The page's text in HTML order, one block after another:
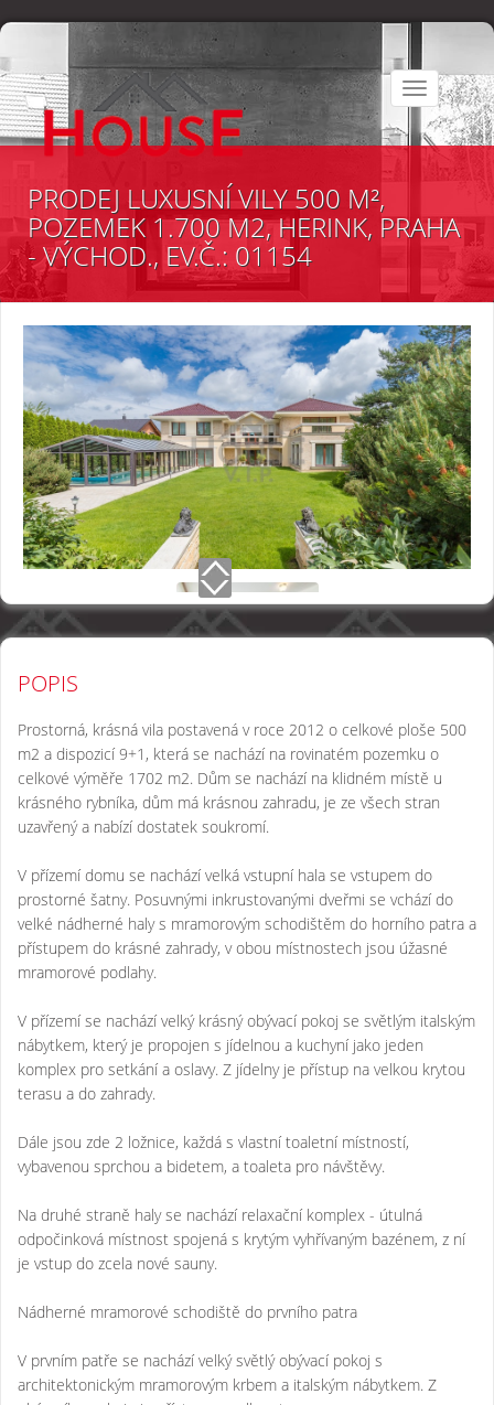
Toggle
navigation
PRODEJ LUXUSNÍ VILY 500 M²,
POZEMEK 1.700 M2, HERINK, PRAHA
- VÝCHOD., EV.Č.: 01154
POPIS
Prostorná, krásná vila postavená v roce 2012 o celkové ploše 500
m2 a dispozicí 9+1, která se nachází na rovinatém pozemku o
celkové výměře 1702 m2. Dům se nachází na klidném místě u
krásného rybníka, dům má krásnou zahradu, je ze všech stran
uzavřený a nabízí dostatek soukromí.
V přízemí domu se nachází velká vstupní hala se vstupem do
prostorné šatny. Posuvnými inkrustovanými dveřmi se vchází do
velké nádherné haly s mramorovým schodištěm do horního patra a
přístupem do krásné zahrady, v obou místnostech jsou úžasné
mramorové podlahy.
V přízemí se nachází velký krásný obývací pokoj se světlým italským
nábytkem, který je propojen s jídelnou a kuchyní jako jeden
komplex pro setkání a oslavy. Z jídelny je přístup na velkou krytou
terasu a do zahrady.
Dále jsou zde 2 ložnice, každá s vlastní toaletní místností,
vybavenou sprchou a bidetem, a toaleta pro návštěvy.
Na druhé straně haly se nachází relaxační komplex - útulná
odpočinková místnost spojená s krytým vyhřívaným bazénem, z ní
je vstup do zcela nové sauny.
Nádherné mramorové schodiště do prvního patra
V prvním patře se nachází velký světlý obývací pokoj s
architektonickým mramorovým krbem a italským nábytkem. Z